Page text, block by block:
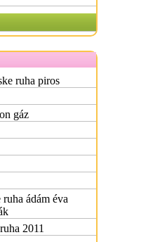
ruha piros
gáz
ádám éva
2011